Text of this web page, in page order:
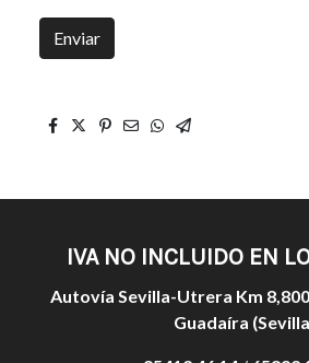
Enviar
IVA NO INCLUIDO EN
Autovía Sevilla-Utrera Km
Guadaíra